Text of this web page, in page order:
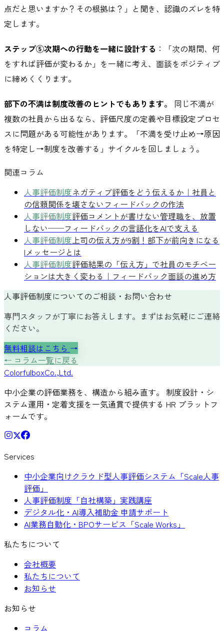
点だと思いますか？その根拠は？」と聞き、認識のズレを特
定します。
ステップ⑤次期への行動を一緒に設計する ：「次の期間、何
をすれば評価が変わるか」を一緒に考え、面談をポジティブ
に締めくくります。
部下の不満は制度改善のヒントでもあります。
同じ不満が
複数の社員から出るなら、評価尺度の定義や目標設定プロセ
スに問題がある可能性があります。「不満を受け止め→原因
を特定し→制度を改善する」サイクルを回しましょう。
関連コラム
人事評価制度ネガティブ評価をどう伝えるか｜社員と
の信頼関係を壊さないフィードバックの作法
人事評価制度評価コメントが書けない管理職を、放置
しない──フィードバックの言語化をAIで支える
人事評価制度上司の伝え方が9割！部下が前向きになる
Iメッセージとは
人事評価制度評価結果の「伝え方」で社員のモチベー
ションは大きく変わる｜フィードバック面談の進め方
人事評価制度についてのご相談・お問い合わせ
専門スタッフが丁寧にお答えします。まずはお気軽にご連絡
ください。
無料相談はこちら →
← コラム一覧に戻る
ColorfulboxCo.,Ltd.
中小企業の評価業務を、構造から組み直す。 制度設計・シ
ステム運用・定着支援を一気通貫で提供する HR プラットフ
ォームです。
Services
中小企業向けクラウド型人事評価システム「Scale人事
評価」
人事評価制度「自社構築」実践講座
デジタル化・AI導入補助金 申請サポート
AI業務自動化・BPOサービス「Scale Works」
私たちについて
会社概要
私たちについて
お知らせ
お知らせ
コラム